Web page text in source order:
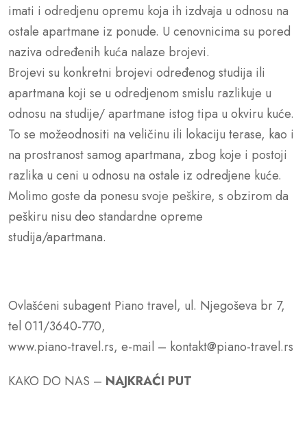
imati i odredjenu opremu koja ih izdvaja u odnosu na
ostale apartmane iz ponude. U cenovnicima su pored
naziva određenih kuća nalaze brojevi.
Brojevi su konkretni brojevi određenog studija ili
apartmana koji se u odredjenom smislu razlikuje u
odnosu na studije/ apartmane istog tipa u okviru kuće.
To se možeodnositi na veličinu ili lokaciju terase, kao i
na prostranost samog apartmana, zbog koje i postoji
razlika u ceni u odnosu na ostale iz odredjene kuće.
Molimo goste da ponesu svoje peškire, s obzirom da
peškiru nisu deo standardne opreme
studija/apartmana.
Ovlašćeni subagent Piano travel, ul. Njegoševa br 7,
tel 011/3640-770,
www.piano-travel.rs, e-mail – kontakt@piano-travel.rs
KAKO DO NAS – NAJKRAĆI PUT